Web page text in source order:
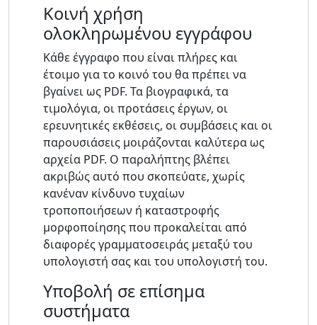
Κοινή χρήση
ολοκληρωμένου εγγράφου
Κάθε έγγραφο που είναι πλήρες και
έτοιμο για το κοινό του θα πρέπει να
βγαίνει ως PDF. Τα βιογραφικά, τα
τιμολόγια, οι προτάσεις έργων, οι
ερευνητικές εκθέσεις, οι συμβάσεις και οι
παρουσιάσεις μοιράζονται καλύτερα ως
αρχεία PDF. Ο παραλήπτης βλέπει
ακριβώς αυτό που σκοπεύατε, χωρίς
κανέναν κίνδυνο τυχαίων
τροποποιήσεων ή καταστροφής
μορφοποίησης που προκαλείται από
διαφορές γραμματοσειράς μεταξύ του
υπολογιστή σας και του υπολογιστή του.
Υποβολή σε επίσημα
συστήματα